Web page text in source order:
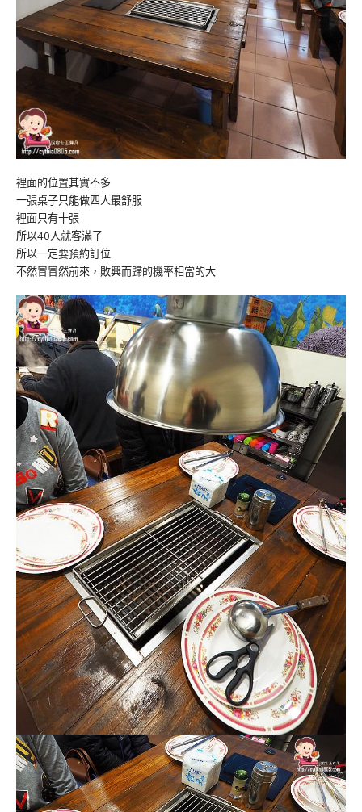
裡面的位置其實不多
一張桌子只能做四人最舒服
裡面只有十張
所以40人就客滿了
所以一定要預約訂位
不然冒冒然前來，敗興而歸的機率相當的大